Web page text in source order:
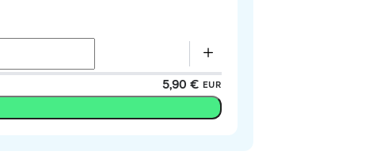
5,90 € EUR